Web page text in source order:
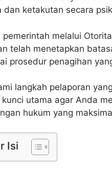
dan ketakutan secara
pemerintah melalui
telah menetapkan
prosedur penagihan
langkah pelaporan
utama agar Anda
hukum yang
Isi